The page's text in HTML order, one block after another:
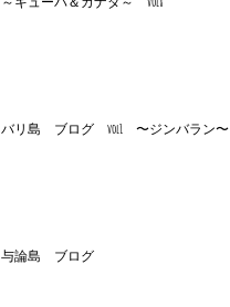
バリ島 ブログ vol1 〜ジンバラン〜
与論島 ブログ